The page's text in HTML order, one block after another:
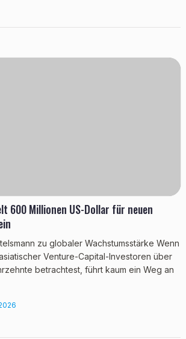
600 Millionen US-Dollar für neuen
zu globaler Wachstumsstärke Wenn
Venture-Capital-Investoren über
betrachtest, führt kaum ein Weg an